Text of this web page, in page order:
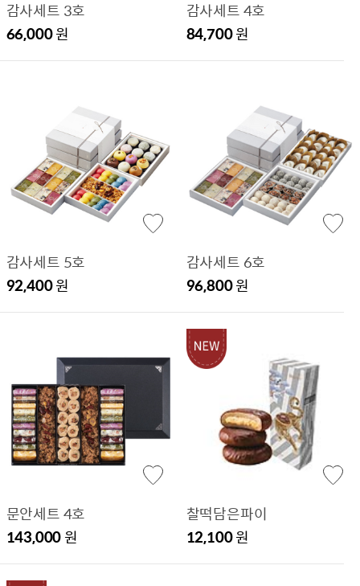
감사세트 3호
66,000원
감사세트 4호
84,700원
감사세트 5호
92,400원
감사세트 6호
96,800원
문안세트 4호
143,000원
찰떡담은파이
12,100원